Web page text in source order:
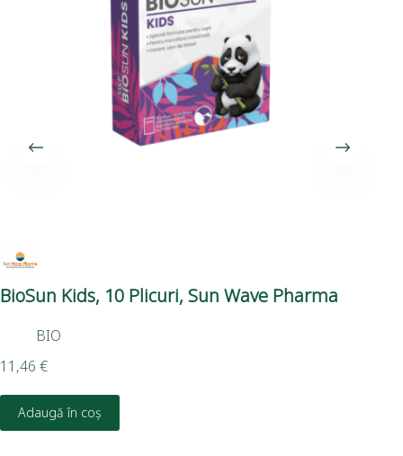
BioSun Kids, 10 Plicuri, Sun Wave Pharma
BIO
11,46 €
Adaugă în coș